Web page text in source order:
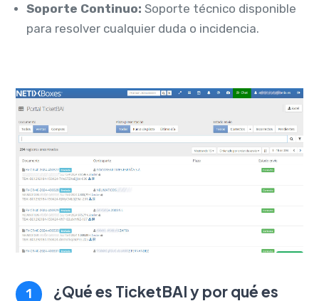
Soporte Continuo: Soporte técnico disponible
para resolver cualquier duda o incidencia.
1
¿Qué es TicketBAI y por qué es